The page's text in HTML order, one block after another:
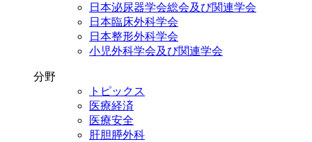
日本泌尿器学会総会及び関連学会
日本臨床外科学会
日本整形外科学会
小児外科学会及び関連学会
分野
トピックス
医療経済
医療安全
肝胆膵外科